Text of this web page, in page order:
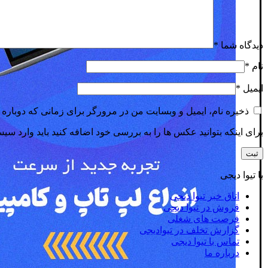
دیدگاه شما *
نام *
ایمیل *
ذخیره نام، ایمیل و وبسایت من در مرورگر برای زمانی که
برای اینکه بتوانید عکس ها را به بررسی خود اضافه کنید باید وارد
با تیوا دیجی
اتاق خبر تیوا دیجی
فروش در تیوا دیجی
فرصت های شغلی
گزارش تخلف در تیوادیجی
تماس با تیوا دیجی
درباره ما